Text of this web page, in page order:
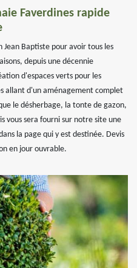
Faverdines rapide
Jean Baptiste pour avoir tous les
depuis une décennie
d'espaces verts pour les
allant d'un aménagement complet
le désherbage, la tonte de gazon,
vous sera fourni sur notre site une
la page qui y est destinée. Devis
en jour ouvrable.